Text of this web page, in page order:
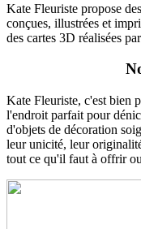
Kate Fleuriste propose
conçues, illustrées et
des cartes 3D réalisées
Kate Fleuriste, c'est bien
l'endroit parfait pour
d'objets de décoration
leur unicité, leur
tout ce qu'il faut à offrir